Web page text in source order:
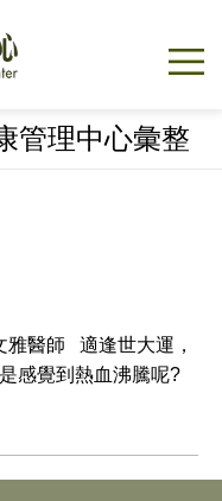
管理中心彙整
雅醫師 適逢世大運，
感覺到熱血沸騰呢?